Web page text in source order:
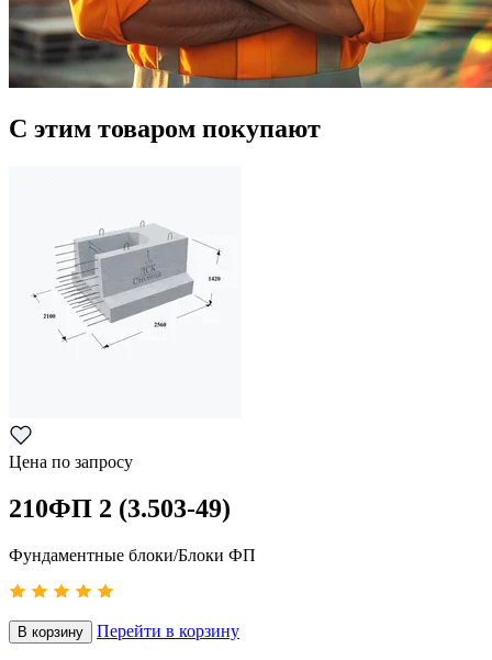
С этим товаром покупают
Цена по запросу
210ФП 2 (3.503-49)
Фундаментные блоки/Блоки ФП
В корзину Перейти в корзину